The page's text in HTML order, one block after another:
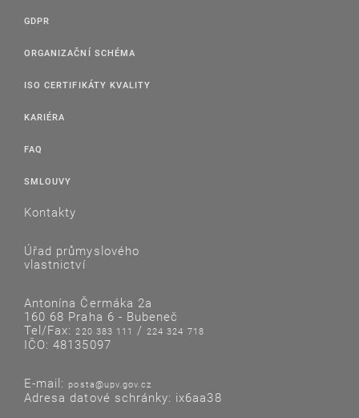
GDPR
ORGANIZAČNÍ SCHÉMA
ISO CERTIFIKÁTY KVALITY
KARIÉRA
FAQ
SMLOUVY
Kontakty
Úřad průmyslového
vlastnictví
Antonína Čermáka 2a
160 68 Praha 6 - Bubeneč
Tel/Fax:220 383 111 /224 324 718
IČO: 48135097
E-mail: posta@upv.gov.cz
Adresa datové schránky: ix6aa38